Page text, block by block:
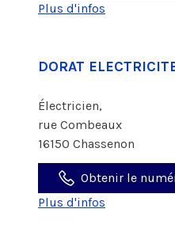
Plus d'infos
DORAT
Électricien,
rue Combeaux
16150 Chassenon
Obtenir le
Plus d'infos